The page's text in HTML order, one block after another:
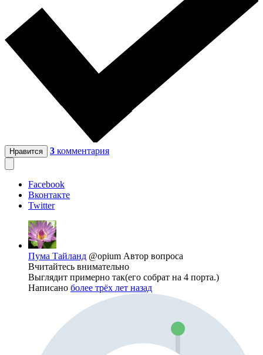
Нравится 3 комментария
Facebook
Вконтакте
Twitter
Пума Тайланд @opium Автор вопроса
Вчитайтесь внимательно
Выглядит примерно так(его собрат на 4 порта.)
Написано более трёх лет назад